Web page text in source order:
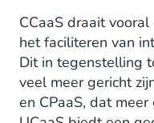
CCaaS draait
het faciliteren van
Dit in tegenstelling
veel meer gericht
en CPaaS, dat